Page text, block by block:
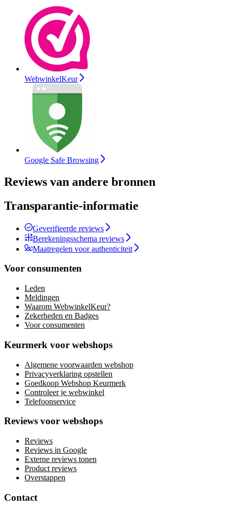
WebwinkelKeur
Google Safe Browsing
Reviews van andere bronnen
Transparantie-informatie
Geverifieerde reviews
Berekeningsschema reviews
Maatregelen voor authenticiteit
Voor consumenten
Leden
Meldingen
Waarom WebwinkelKeur?
Zekerheden en Badges
Voor consumenten
Keurmerk voor webshops
Algemene voorwaarden webshop
Privacyverklaring opstellen
Goedkoop Webshop Keurmerk
Controleer je webwinkel
Telefoonservice
Reviews voor webshops
Reviews
Reviews in Google
Externe reviews tonen
Product reviews
Overstappen
Contact